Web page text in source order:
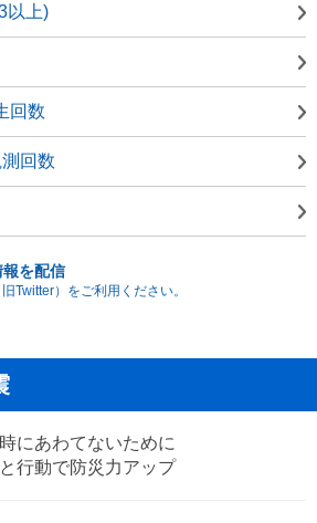
以上)
回数
回数
を配信
Twitter）をご利用ください。
にあわてないために
行動で防災力アップ